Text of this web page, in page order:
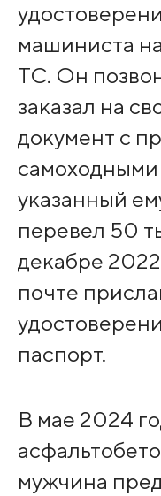
машиниста
ТС. Он
заказал на
документ с
указанный
перевел 50
декабре
почте
паспорт.
В мае 2024
мужчина